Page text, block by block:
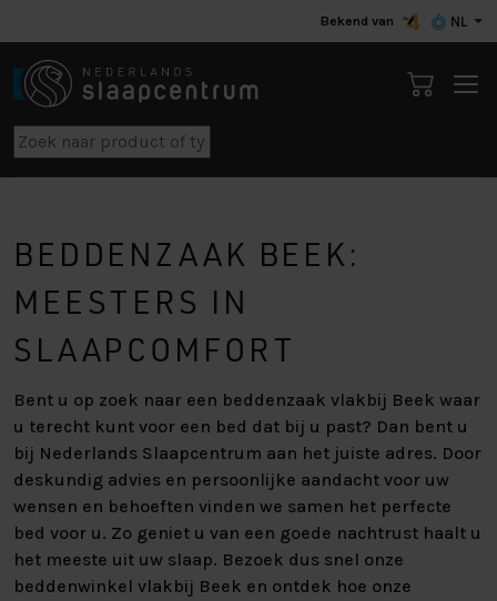
Bekend van NL
BEDDENZAAK BEEK:
MEESTERS IN
SLAAPCOMFORT
Bent u op zoek naar een beddenzaak vlakbij Beek waar
u terecht kunt voor een bed dat bij u past? Dan bent u
bij Nederlands Slaapcentrum aan het juiste adres. Door
deskundig advies en persoonlijke aandacht voor uw
wensen en behoeften vinden we samen het perfecte
bed voor u. Zo geniet u van een goede nachtrust haalt u
het meeste uit uw slaap. Bezoek dus snel onze
beddenwinkel vlakbij Beek en ontdek hoe onze